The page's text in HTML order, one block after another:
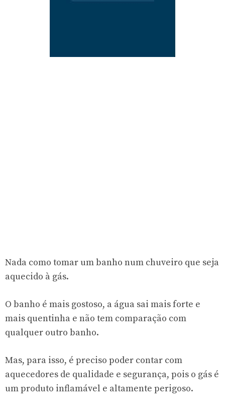
Nada como tomar um banho num chuveiro que seja
aquecido à gás.
O banho é mais gostoso, a água sai mais forte e
mais quentinha e não tem comparação com
qualquer outro banho.
Mas, para isso, é preciso poder contar com
aquecedores de qualidade e segurança, pois o gás é
um produto inflamável e altamente perigoso.